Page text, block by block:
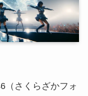
（さくらざかフォ